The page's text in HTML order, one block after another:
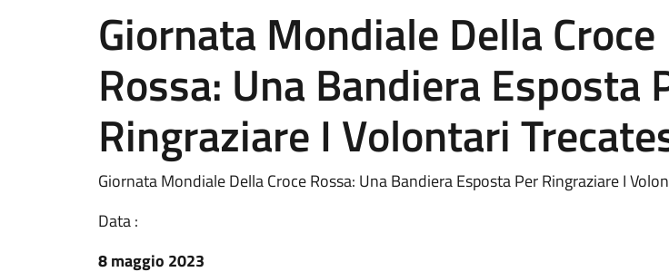
Giornata Mondiale Della Croce
Rossa: Una Bandiera Esposta
Ringraziare I Volontari
Giornata Mondiale Della Croce Rossa: Una Bandiera Esposta Per Ringraziare I
Data :
8 maggio 2023